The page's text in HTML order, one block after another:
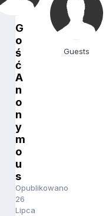
G
o
ś
ć
A
n
o
n
y
m
o
u
s
Opublikowano
26
Lipca
Guests